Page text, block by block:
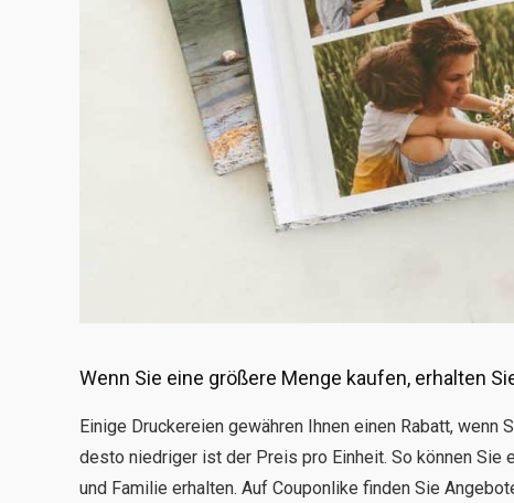
Wenn Sie eine größere Menge kaufen, erhalten
Einige Druckereien gewähren Ihnen einen Rabatt,
desto niedriger ist der Preis pro Einheit. So können Sie
und Familie erhalten. Auf Couponlike finden Sie